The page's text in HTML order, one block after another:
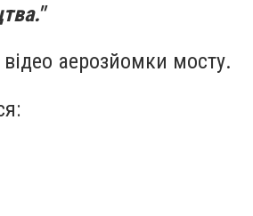
аерозйомки мосту.